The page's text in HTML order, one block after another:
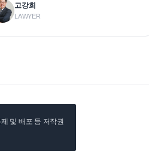
고강희
LAWYER
및 배포 등 저작권